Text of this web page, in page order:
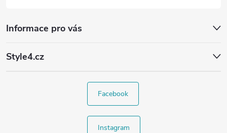
Informace pro vás
Style4.cz
Facebook
Instagram